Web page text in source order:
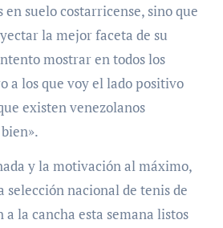
suelo costarricense, sino que
la mejor faceta de su
mostrar en todos los
a los que voy el lado positivo
existen venezolanos
y la motivación al máximo,
selección nacional de tenis de
la cancha esta semana listos